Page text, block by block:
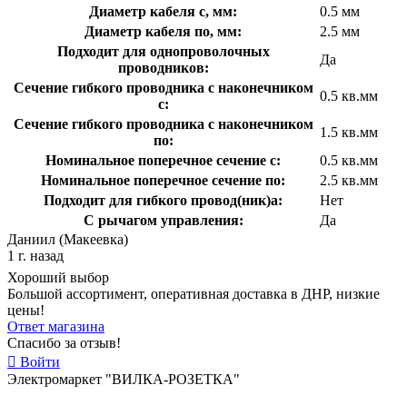
Диаметр кабеля с, мм:
0.5 мм
Диаметр кабеля по, мм:
2.5 мм
Подходит для однопроволочных
проводников:
Да
Сечение гибкого проводника с наконечником
с:
0.5 кв.мм
Сечение гибкого проводника с наконечником
по:
1.5 кв.мм
Номинальное поперечное сечение с:
0.5 кв.мм
Номинальное поперечное сечение по:
2.5 кв.мм
Подходит для гибкого провод(ник)а:
Нет
С рычагом управления:
Да
Даниил (Макеевка)
1 г. назад
Хороший выбор
Большой ассортимент, оперативная доставка в ДНР, низкие
цены!
Ответ магазина
Спасибо за отзыв!
Войти
Электромаркет "ВИЛКА-РОЗЕТКА"